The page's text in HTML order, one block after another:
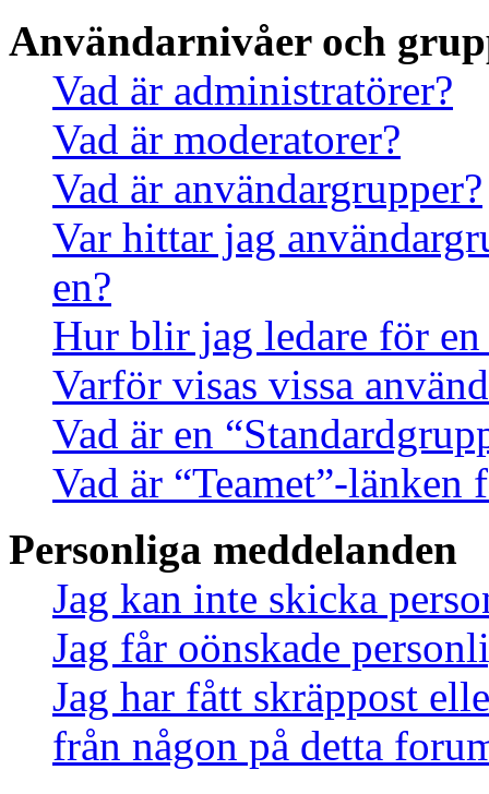
Användarnivåer och
Vad är administratörer?
Vad är moderatorer?
Vad är användargrupper?
Var hittar jag
en?
Hur blir jag ledare för en
Varför visas vissa
Vad är en
Vad är “Teamet”-länken
Personliga meddelanden
Jag kan inte skicka
Jag får oönskade
Jag har fått skräppost
från någon på detta